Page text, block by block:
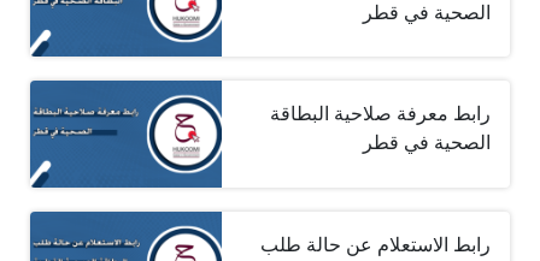
الصحية في قطر
رابط معرفة صلاحية البطاقة
الصحية في قطر
رابط الاستعلام عن حالة طلب